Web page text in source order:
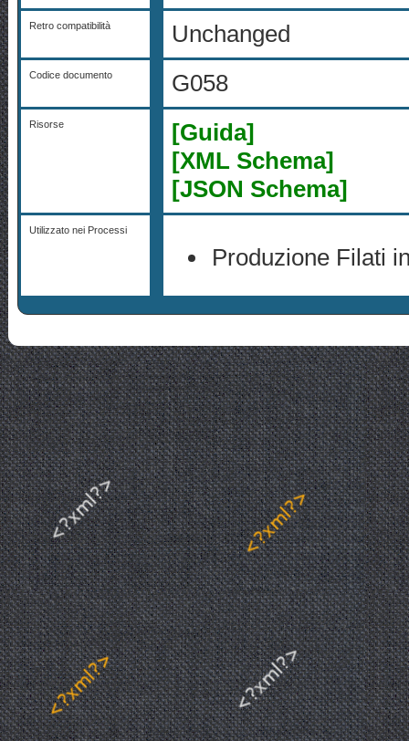
Retro compatibilità Unchanged
Codice documento G058
Risorse
[Guida]
[XML Schema]
[JSON Schema]
Utilizzato nei Processi
Produzione Filati